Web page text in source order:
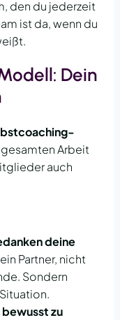
den du jederzeit
ist da, wenn du
Dein
Arbeit
auch
deine
Partner, nicht
Sondern
zu